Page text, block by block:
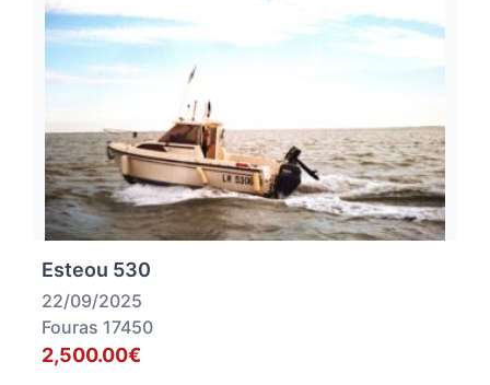
Esteou 530
22/09/2025
Fouras 17450
2,500.00€